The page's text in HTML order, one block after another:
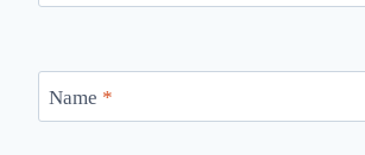
Name *